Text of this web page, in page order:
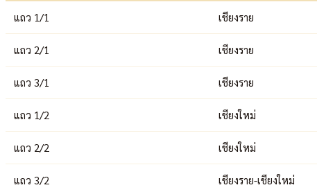
แถว 1/1 เชียงราย
แถว 2/1 เชียงราย
แถว 3/1 เชียงราย
แถว 1/2 เชียงใหม่
แถว 2/2 เชียงใหม่
แถว 3/2 เชียงราย-เชียงใหม่